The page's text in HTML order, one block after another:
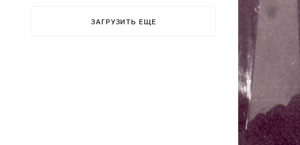
ЗАГРУЗИТЬ ЕЩЕ